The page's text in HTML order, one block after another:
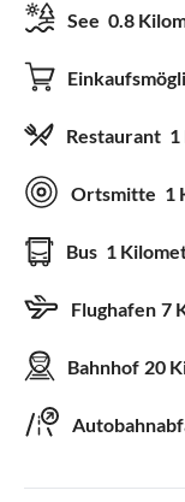
See 0.8
Restaurant
Ortsmitte 1
Bus 1
Flughafen 7
Bahnhof 20